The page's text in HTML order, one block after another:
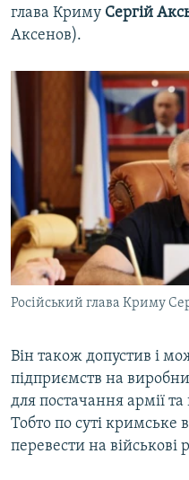
глава Криму Сергій
Аксенов).
Російський глава Криму
Він також допустив і
підприємств на
для постачання армії
Тобто по суті
перевести на військові